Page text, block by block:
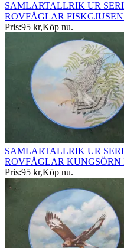
SAMLARTALLRIK UR
ROVFÅGLAR FISKGJUSEN
Pris:95 kr,Köp nu.
SAMLARTALLRIK UR
ROVFÅGLAR KUNGSÖRN
Pris:95 kr,Köp nu.